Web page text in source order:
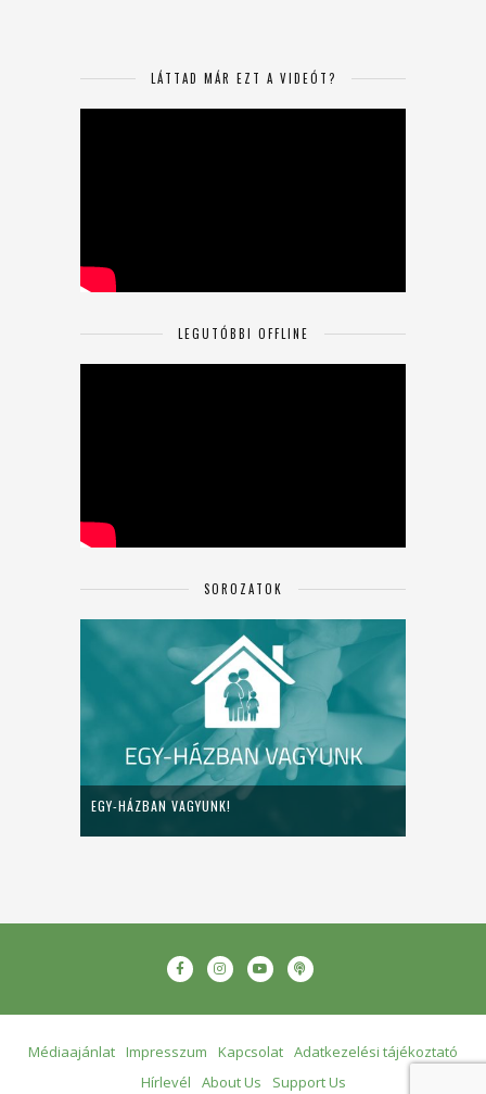
LÁTTAD MÁR EZT A VIDEÓT?
LEGUTÓBBI OFFLINE
SOROZATOK
EGY-HÁZBAN VAGYUNK!
Médiaajánlat Impresszum Kapcsolat Adatkezelési tájékoztató
Hírlevél
About Us Support Us